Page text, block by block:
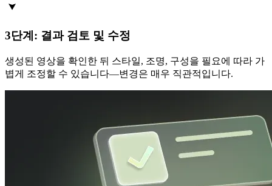
3단계: 결과 검토 및 수정
생성된 영상을 확인한 뒤 스타일, 조명, 구성을 필요에 따라 가
볍게 조정할 수 있습니다—변경은 매우 직관적입니다.